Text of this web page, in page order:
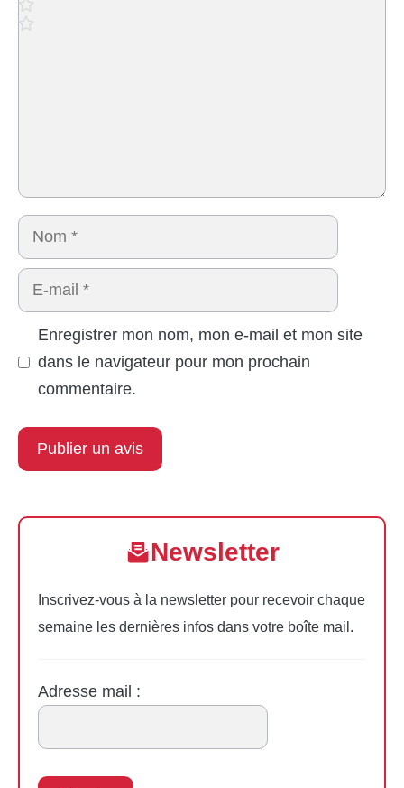
Nom
E-
mail
Enregistrer mon nom, mon e-mail et mon site
dans le navigateur pour mon prochain
commentaire.
Newsletter
Inscrivez-vous à la newsletter pour recevoir chaque
semaine les dernières infos dans votre boîte mail.
Adresse mail :